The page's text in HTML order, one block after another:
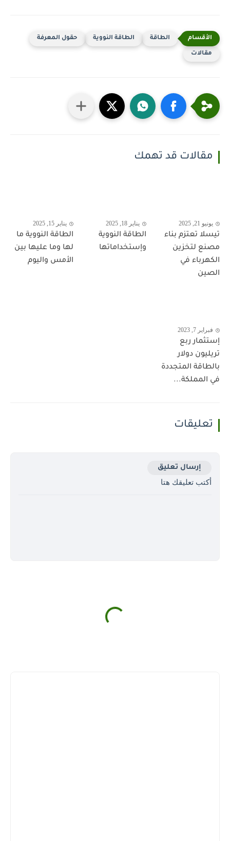
الطاقة الطاقة النووية حقول المعرفة
مقالات
مقالات قد تهمك
يونيو 21, 2025
تيسلا تعتزم بناء
مصنع لتخزين
الكهرباء في
الصين
يناير 18, 2025
الطاقة النووية
وإستخداماتها
يناير 15, 2025
الطاقة النووية ما
لها وما عليها بين
الأمس واليوم
فبراير 7, 2023
إستثمار ربع
تريليون دولار
بالطاقة المتجددة
في المملكة...
تعليقات
إرسال تعليق
أكتب تعليقك هتا